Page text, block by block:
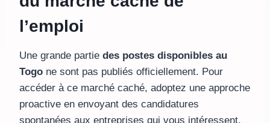
l’emploi
Une grande partie des postes disponibles au
Togo ne sont pas publiés officiellement. Pour
accéder à ce marché caché, adoptez une approche
proactive en envoyant des candidatures
spontanées aux entreprises qui vous intéressent.